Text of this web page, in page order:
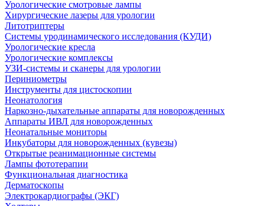
Урологические смотровые лампы
Хирургические лазеры для урологии
Литотриптеры
Системы уродинамического исследования (КУДИ)
Урологические кресла
Урологические комплексы
УЗИ-системы и сканеры для урологии
Периниометры
Инструменты для цистоскопии
Неонатология
Наркозно-дыхательные аппараты для новорожденных
Аппараты ИВЛ для новорожденных
Неонатальные мониторы
Инкубаторы для новорожденных (кувезы)
Открытые реанимационные системы
Лампы фототерапии
Функциональная диагностика
Дерматоскопы
Электрокардиографы (ЭКГ)